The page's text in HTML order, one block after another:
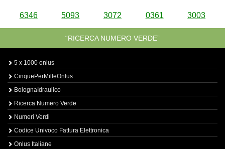
6346 5093 3072 0361 3003
“RICERCA NUMERO VERDE”
5 x 1000 onlus
CinquePerMilleOnlus
BolognaIdraulico
Ricerca Numero Verde
Numeri Verdi
Codice Univoco Fattura Elettronica
Onlus Italiane